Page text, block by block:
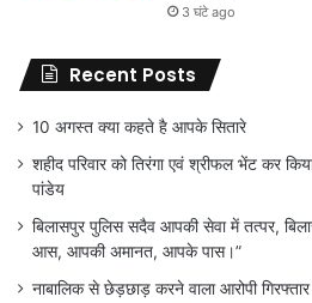
3 घंटे ago
Recent Posts
10 अगस्त क्या कहते है आपके सितारे
शहीद परिवार को तिरंगा एवं श्रीफल भेंट कर
पांडेय
बिलासपुर पुलिस सदैव आपकी सेवा में तत्पर,
आस, आपकी अमानत, आपके पास।”
नाबालिक से छेड़छाड़ करने वाला आरोपी गिरफ्तार